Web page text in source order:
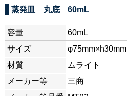
蒸発皿 丸底 60mL
容量
60mL
サイズ
φ75mm×h30mm
材質
ムライト
メーカー等
三商